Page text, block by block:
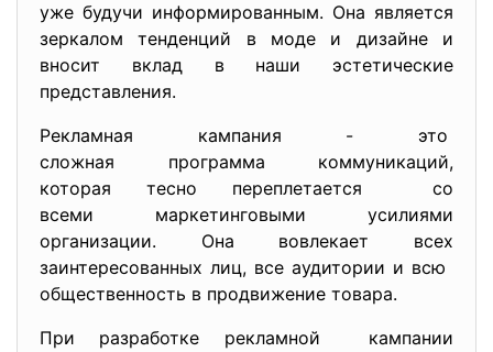
уже будучи информированным. Она является
зеркалом тенденций в моде и дизайне и
вносит вклад в наши эстетические
представления.
Рекламная кампания - это
сложная программа коммуникаций,
которая тесно переплетается со
всеми маркетинговыми усилиями
организации. Она вовлекает всех
заинтересованных лиц, все аудитории и всю
общественность в продвижение товара.
При разработке рекламной кампании